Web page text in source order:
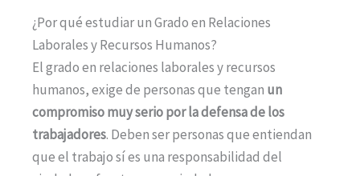
¿Por qué estudiar un Grado en Relaciones
Laborales y Recursos Humanos?
El grado en relaciones laborales y recursos
humanos, exige de personas que tengan un
compromisomuy serio por la defensa de los
trabajadores. Deben ser personas que entiendan
que el trabajo sí es una responsabilidad del